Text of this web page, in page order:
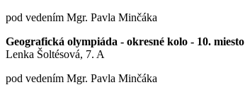
pod vedením Mgr. Pavla Minčáka
Geografická olympiáda - okresné kolo - 10. miesto
Lenka Šoltésová, 7. A
pod vedením Mgr. Pavla Minčáka